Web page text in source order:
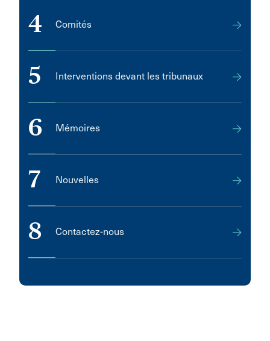
4 Comités
5 Interventions devant les tribunaux
6 Mémoires
7 Nouvelles
8 Contactez-nous